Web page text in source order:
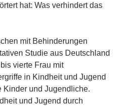
hat: Was verhindert das
mit Behinderungen
Studie aus Deutschland
vierte Frau mit
in Kindheit und Jugend
Kinder und Jugendliche.
und Jugend durch